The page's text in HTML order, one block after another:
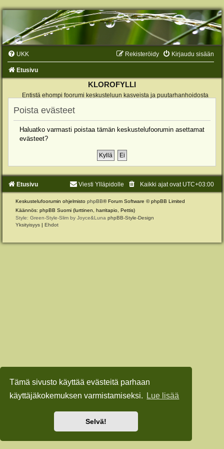
Tämä sivusto käyttää evästeitä parhaan
käyttäjäkokemuksen varmistamiseksi.
Lue lisää
Selvä!
UKK Kirjaudu sisään
Rekisteröidy
Etusivu
KLOROFYLLI
Entistä ehompi foorumi keskusteluun kasveista ja puutarhanhoidosta
Poista evästeet
Haluatko varmasti poistaa tämän keskustelufoorumin asettamat
evästeet?
Etusivu Kaikki ajat ovat UTC+03:00
Viesti Ylläpidolle
Keskustelufoorumin ohjelmisto phpBB® Forum Software © phpBB Limited
Käännös: phpBB Suomi (lurttinen, harritapio, Pettis)
Style: Green-Style-Slim by Joyce&Luna phpBB-Style-Design
Yksityisyys | Ehdot